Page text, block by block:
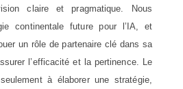
claire et pragmatique. Nous
continentale future pour l’IA, et
un rôle de partenaire clé dans sa
l’efficacité et la pertinence. Le
à élaborer une stratégie,